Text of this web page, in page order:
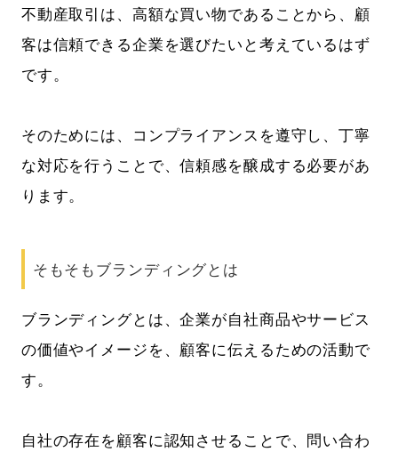
不動産取引は、高額な買い物であることから、顧
客は信頼できる企業を選びたいと考えているはず
です。
そのためには、コンプライアンスを遵守し、丁寧
な対応を行うことで、信頼感を醸成する必要があ
ります。
そもそもブランディングとは
ブランディングとは、企業が自社商品やサービス
の価値やイメージを、顧客に伝えるための活動で
す。
自社の存在を顧客に認知させることで、問い合わ